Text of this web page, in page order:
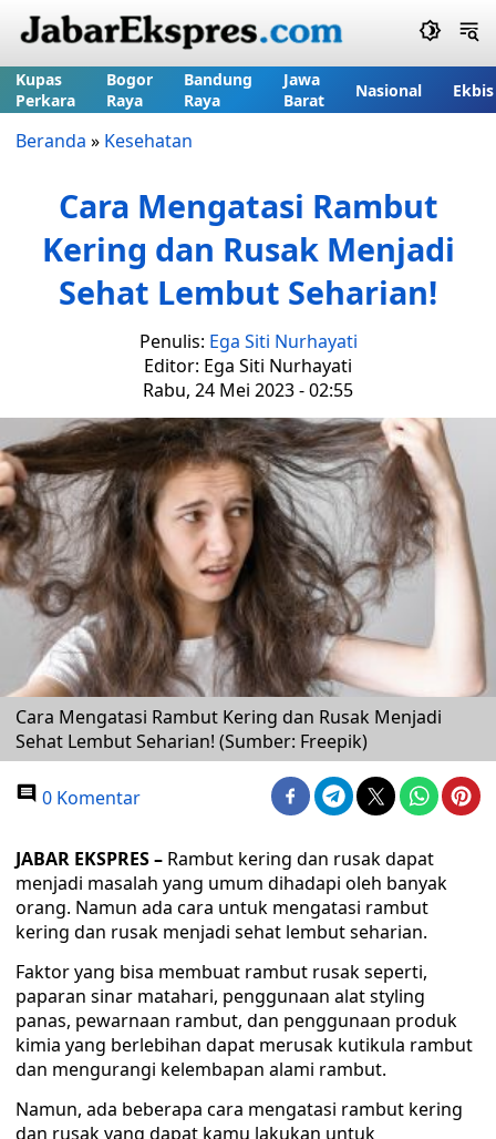
Kupas
Perkara
Bogor
Raya
Bandung
Raya
Jawa
Barat
Nasional Ekbis
Beranda » Kesehatan
Cara Mengatasi Rambut
Kering dan Rusak Menjadi
Sehat Lembut Seharian!
Penulis: Ega Siti Nurhayati
Editor: Ega Siti Nurhayati
Rabu, 24 Mei 2023 - 02:55
Cara Mengatasi Rambut Kering dan Rusak Menjadi
Sehat Lembut Seharian! (Sumber: Freepik)
0 Komentar
JABAR EKSPRES – Rambut kering dan rusak dapat
menjadi masalah yang umum dihadapi oleh banyak
orang. Namun ada cara untuk mengatasi rambut
kering dan rusak menjadi sehat lembut seharian.
Faktor yang bisa membuat rambut rusak seperti,
paparan sinar matahari, penggunaan alat styling
panas, pewarnaan rambut, dan penggunaan produk
kimia yang berlebihan dapat merusak kutikula rambut
dan mengurangi kelembapan alami rambut.
Namun, ada beberapa cara mengatasi rambut kering
dan rusak yang dapat kamu lakukan untuk